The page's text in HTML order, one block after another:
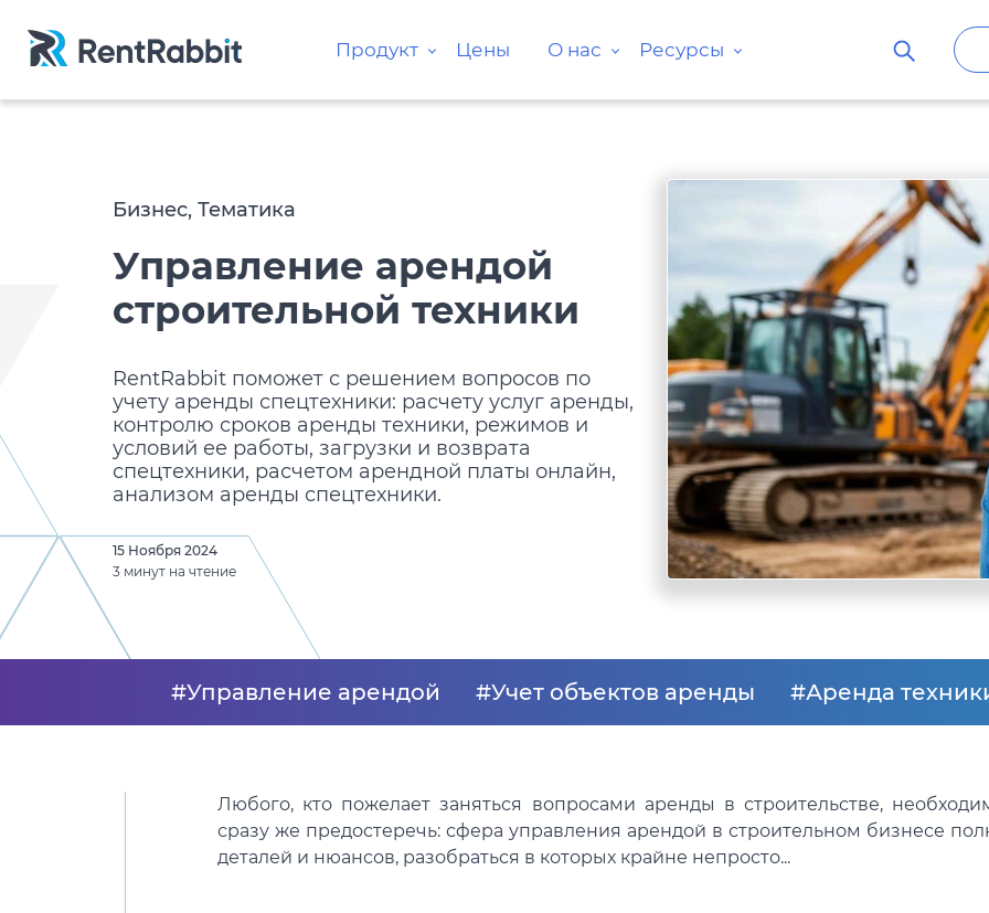
Продукт Цены О нас Ресурсы
Бизнес, Тематика
Управление арендой
строительной техники
RentRabbit поможет с решением вопросов по
учету аренды спецтехники: расчету услуг аренды,
контролю сроков аренды техники, режимов и
условий ее работы, загрузки и возврата
спецтехники, расчетом арендной платы онлайн,
анализом аренды спецтехники.
15 Ноября 2024
3 минут на чтение
#Управление арендой #Учет объектов аренды #Аренда
Любого, кто пожелает заняться вопросами аренды в строительстве,
сразу же предостеречь: сфера управления арендой в строительном бизнесе
деталей и нюансов, разобраться в которых крайне непросто...